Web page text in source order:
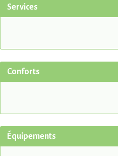
Services
Conforts
Équipements